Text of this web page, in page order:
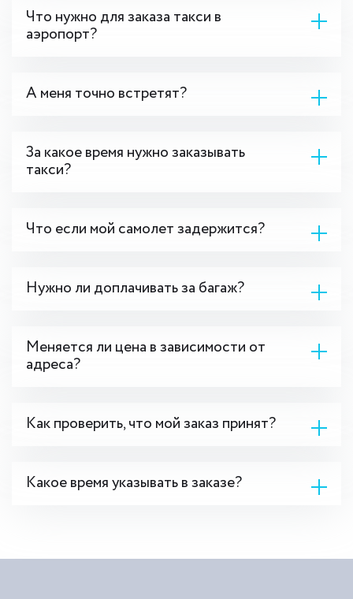
Что нужно для заказа такси в
аэропорт?
А меня точно встретят?
За какое время нужно заказывать
такси?
Что если мой самолет задержится?
Нужно ли доплачивать за багаж?
Меняется ли цена в зависимости от
адреса?
Как проверить, что мой заказ принят?
Какое время указывать в заказе?